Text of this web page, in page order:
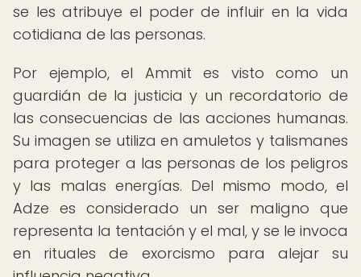
se les atribuye el poder de influir en la vida
cotidiana de las personas.
Por ejemplo, el Ammit es visto como un
guardián de la justicia y un recordatorio de
las consecuencias de las acciones humanas.
Su imagen se utiliza en amuletos y talismanes
para proteger a las personas de los peligros
y las malas energías. Del mismo modo, el
Adze es considerado un ser maligno que
representa la tentación y el mal, y se le invoca
en rituales de exorcismo para alejar su